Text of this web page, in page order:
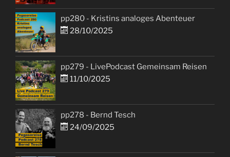
pp280 - Kristins analoges Abenteuer
28/10/2025
pp279 - LivePodcast Gemeinsam Reisen
11/10/2025
pp278 - Bernd Tesch
24/09/2025